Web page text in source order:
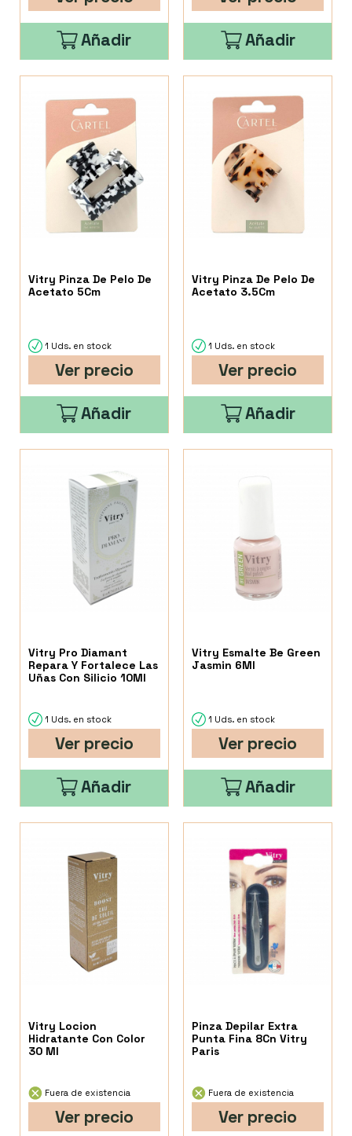
Añadir Añadir
Vitry Pinza De Pelo De
Acetato 5Cm
1 Uds. en stock
Ver precio
Añadir
Vitry Pinza De Pelo De
Acetato 3.5Cm
1 Uds. en stock
Ver precio
Añadir
Vitry Pro Diamant
Repara Y Fortalece Las
Uñas Con Silicio 10Ml
1 Uds. en stock
Ver precio
Añadir
Vitry Esmalte Be Green
Jasmin 6Ml
1 Uds. en stock
Ver precio
Añadir
Vitry Locion
Hidratante Con Color
30 Ml
Fuera de existencia
Ver precio
Pinza Depilar Extra
Punta Fina 8Cn Vitry
Paris
Fuera de existencia
Ver precio